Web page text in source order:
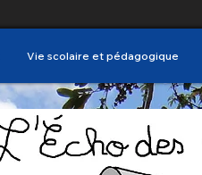
Vie scolaire et pédagogique